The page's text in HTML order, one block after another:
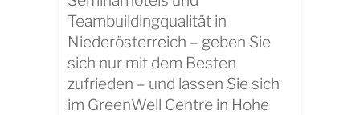
Teambuildingqualität in
Niederösterreich – geben Sie
sich nur mit dem Besten
zufrieden – und lassen Sie sich
im GreenWell Centre in Hohe